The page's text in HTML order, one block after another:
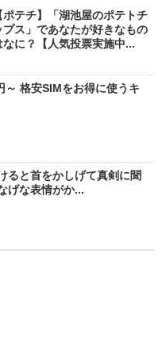
ポテチ】「湖池屋のポテトチ
プス」であなたが好きなもの
なに？【人気投票実施中...
～ 格安SIMをお得に使うキ
ると首をかしげて真剣に聞
げな表情がか...